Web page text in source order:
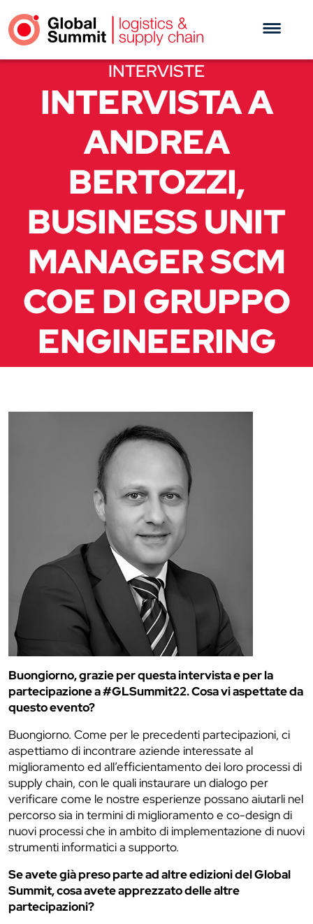
INTERVISTE
INTERVISTA A
ANDREA
BERTOZZI,
BUSINESS UNIT
MANAGER SCM
COE DI GRUPPO
ENGINEERING
Buongiorno, grazie per questa intervista e per la
partecipazione a #GLSummit22. Cosa vi aspettate da
questo evento?
Buongiorno. Come per le precedenti partecipazioni, ci
aspettiamo di incontrare aziende interessate al
miglioramento ed all’efficientamento dei loro processi di
supply chain, con le quali instaurare un dialogo per
verificare come le nostre esperienze possano aiutarli nel
percorso sia in termini di miglioramento e co-design di
nuovi processi che in ambito di implementazione di nuovi
strumenti informatici a supporto.
Se avete già preso parte ad altre edizioni del Global
Summit, cosa avete apprezzato delle altre
partecipazioni?